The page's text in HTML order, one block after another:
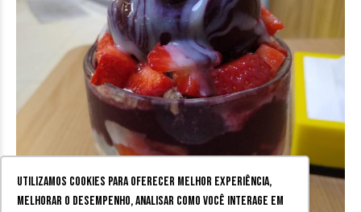
Utilizamos cookies para oferecer melhor experiência,
melhorar o desempenho, analisar como você interage em